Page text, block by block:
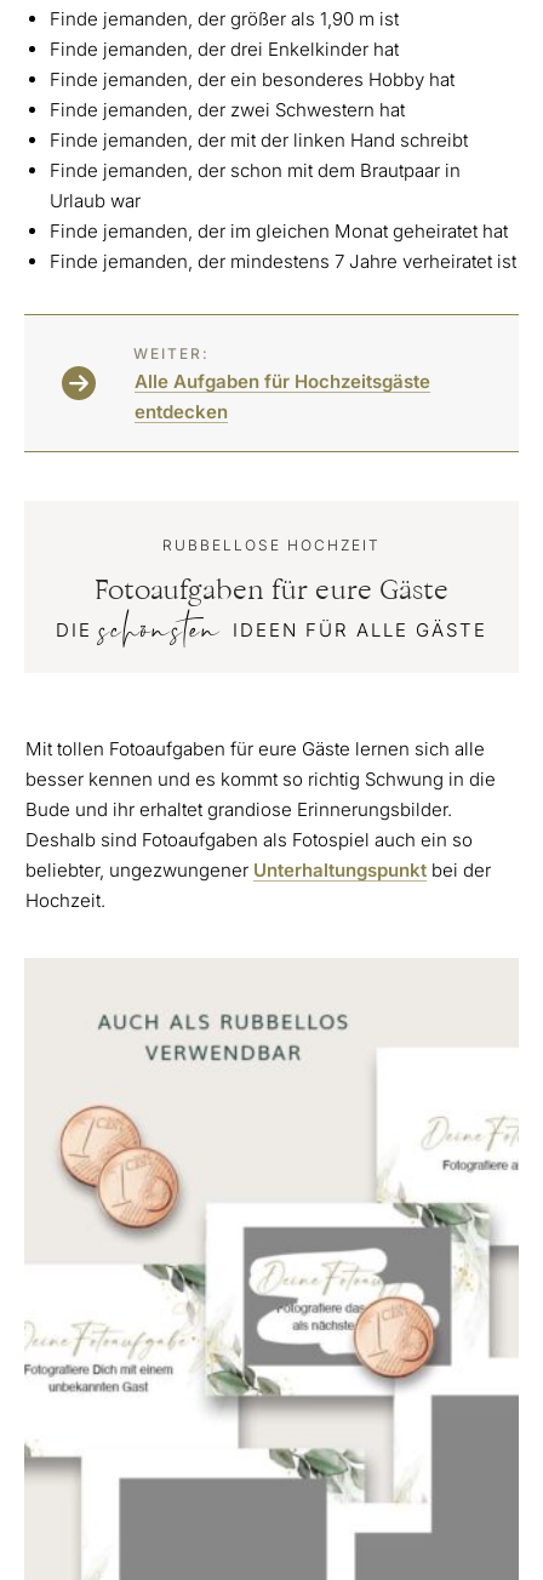
Finde jemanden, der größer als 1,90 m ist
Finde jemanden, der drei Enkelkinder hat
Finde jemanden, der ein besonderes Hobby hat
Finde jemanden, der zwei Schwestern hat
Finde jemanden, der mit der linken Hand schreibt
Finde jemanden, der schon mit dem Brautpaar in
Urlaub war
Finde jemanden, der im gleichen Monat geheiratet hat
Finde jemanden, der mindestens 7 Jahre verheiratet ist
WEITER:
Alle Aufgaben für Hochzeitsgäste
entdecken
RUBBELLOSE HOCHZEIT
Fotoaufgaben für eure Gäste
DIEschönsten IDEEN FÜR ALLE GÄSTE
Mit tollen Fotoaufgaben für eure Gäste lernen sich alle
besser kennen und es kommt so richtig Schwung in die
Bude und ihr erhaltet grandiose Erinnerungsbilder.
Deshalb sind Fotoaufgaben als Fotospiel auch ein so
beliebter, ungezwungener Unterhaltungspunkt bei der
Hochzeit.